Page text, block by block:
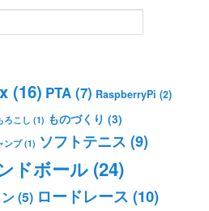
(16) PTA (7) RaspberryPi (2)
ろこし (1) ものづくり (3)
ンプ(1) ソフトテニス (9)
ドボール (24)
(5) ロードレース (10)